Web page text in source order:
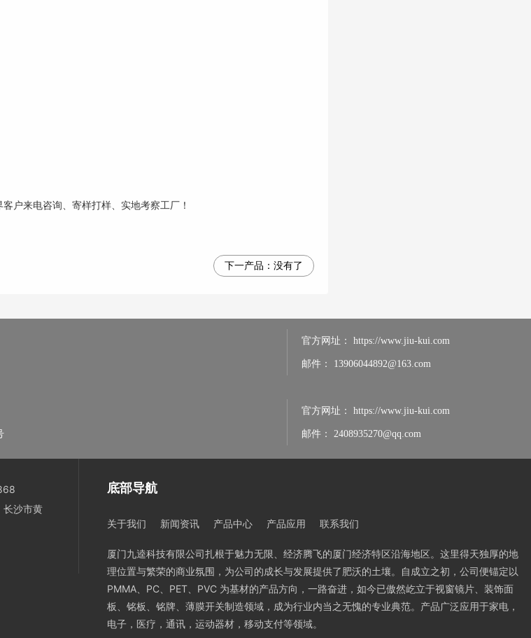
户来电咨询、寄样打样、实地考察工厂！
下一产品： 没有了
官方网址： https://www.jiu-kui.com
邮件： 13906044892@163.com
官方网址： https://www.jiu-kui.com
邮件： 2408935270@qq.com
长沙市黄
底部导航
关于我们 新闻资讯 产品中心 产品应用 联系我们
厦门九逵科技有限公司扎根于魅力无限、经济腾飞的厦门经济特区沿海地区。这里得天独厚的地
理位置与繁荣的商业氛围，为公司的成长与发展提供了肥沃的土壤。自成立之初，公司便锚定以
PMMA、PC、PET、PVC 为基材的产品方向，一路奋进，如今已傲然屹立于视窗镜片、装饰面
板、铭板、铭牌、薄膜开关制造领域，成为行业内当之无愧的专业典范。产品广泛应用于家电，
电子，医疗，通讯，运动器材，移动支付等领域。